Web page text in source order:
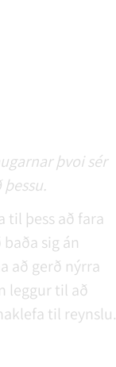
þvoi sér
þess að fara
sig án
að gerð nýrra
leggur til að
til reynslu.